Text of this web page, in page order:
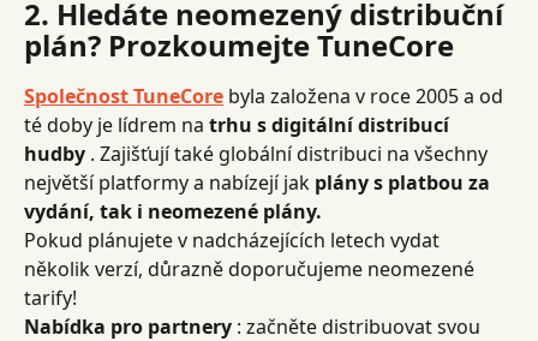
2. Hledáte neomezený distribuční
plán? Prozkoumejte TuneCore
Společnost TuneCore byla založena v roce 2005 a od
té doby je lídrem na trhu s digitální distribucí
hudby . Zajišťují také globální distribuci na všechny
největší platformy a nabízejí jak plány s platbou za
vydání, tak i neomezené plány.
Pokud plánujete v nadcházejících letech vydat
několik verzí, důrazně doporučujeme neomezené
tarify!
Nabídka pro partnery : začněte distribuovat svou